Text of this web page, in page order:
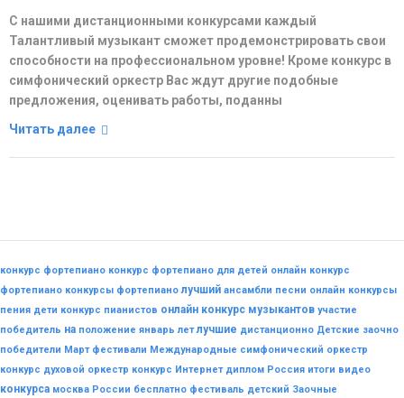
С нашими дистанционными конкурсами каждый
Талантливый музыкант сможет продемонстрировать свои
способности на профессиональном уровне! Кроме конкурс в
симфонический оркестр Вас ждут другие подобные
предложения, оценивать работы, поданны
Читать далее
конкурс фортепиано конкурс фортепиано для детей онлайн конкурс
фортепиано конкурсы фортепиано лучший ансамбли песни онлайн конкурсы
пения дети конкурс пианистов онлайн конкурс музыкантов участие
победитель на положение январь лет лучшие дистанционно Детские заочно
победители Март фестивали Международные симфонический оркестр
конкурс духовой оркестр конкурс Интернет диплом Россия итоги видео
конкурса москва России бесплатно фестиваль детский Заочные